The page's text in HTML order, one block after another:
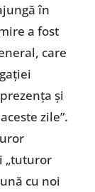
în
a fost
care
și
zile”.
„tuturor
cu noi